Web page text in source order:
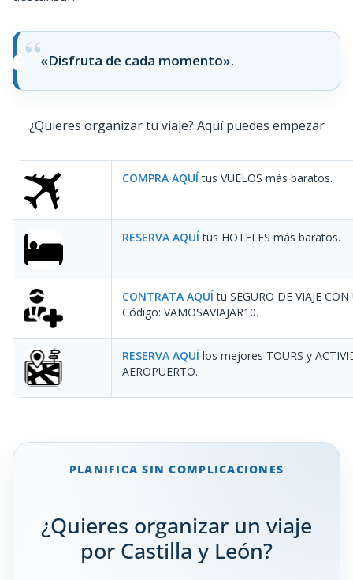
«Disfruta de cada momento».
¿Quieres organizar tu viaje? Aquí puedes empezar
COMPRA AQUÍtus VUELOS más baratos.
RESERVA AQUÍtus HOTELES más baratos.
CONTRATA AQUÍtu SEGURO DE VIAJE
Código: VAMOSAVIAJAR10.
RESERVA AQUÍ los mejores TOURS y
AEROPUERTO.
PLANIFICA SIN COMPLICACIONES
¿Quieres organizar un viaje
por Castilla y León?